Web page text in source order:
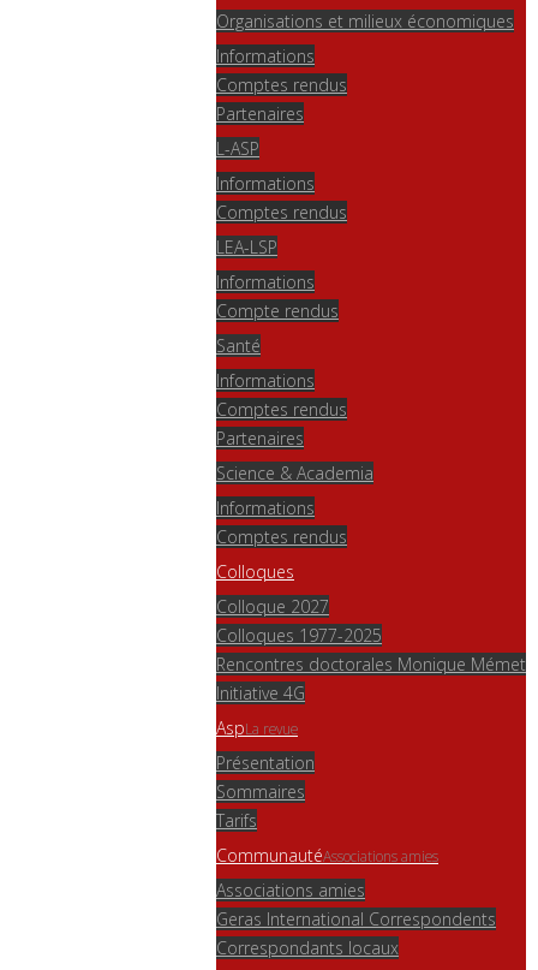
Organisations et milieux économiques
Informations
Comptes rendus
Partenaires
L-ASP
Informations
Comptes rendus
LEA-LSP
Informations
Compte rendus
Santé
Informations
Comptes rendus
Partenaires
Science & Academia
Informations
Comptes rendus
Colloques
Colloque 2027
Colloques 1977-2025
Rencontres doctorales Monique Mémet
Initiative 4G
AspLa revue
Présentation
Sommaires
Tarifs
CommunautéAssociations amies
Associations amies
Geras International Correspondents
Correspondants locaux